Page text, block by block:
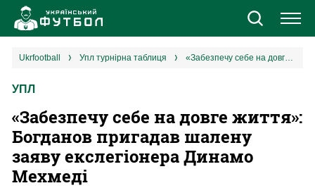
Новини
Єврокубки
УПЛ
ukrfootball упл турнірна таблиця «Забезпечу себе на довге життя»: Богданов пригадав шалену заяву екслегіонера Динамо Мехмеді
УПЛ
«Забезпечу себе на довге життя»:
Богданов пригадав шалену
заяву екслегіонера Динамо
Мехмеді